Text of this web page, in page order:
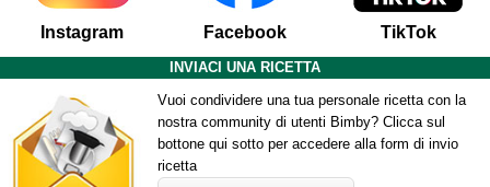
Instagram Facebook TikTok
INVIACI UNA RICETTA
Vuoi condividere una tua personale ricetta con la
nostra community di utenti Bimby? Clicca sul
bottone qui sotto per accedere alla form di invio
ricetta